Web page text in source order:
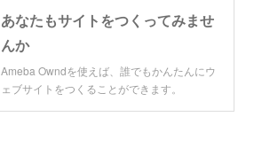
あなたもサイトをつくってみませ
んか
Ameba Owndを使えば、誰でもかんたんにウ
ェブサイトをつくることができます。